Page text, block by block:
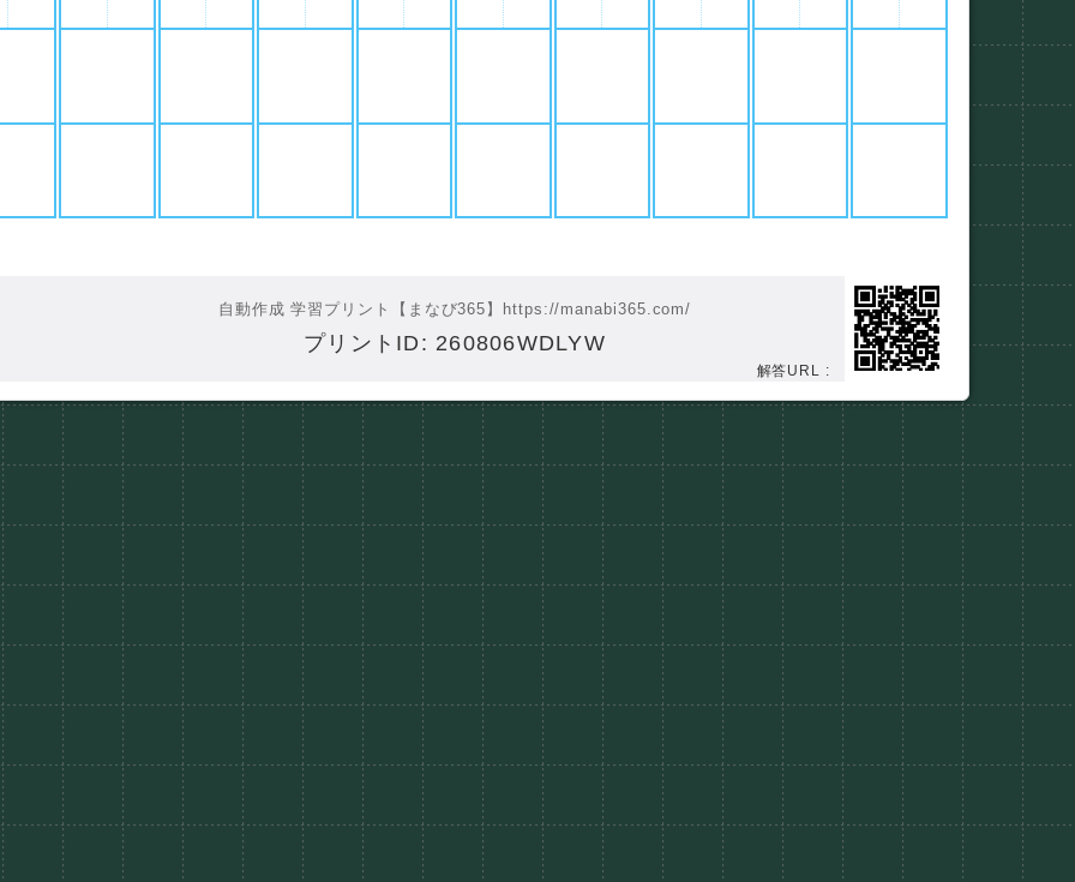
自動作成 学習プリント【まなび365】 https://manabi365.com/
プリントID: 260806WDLYW
解答URL :